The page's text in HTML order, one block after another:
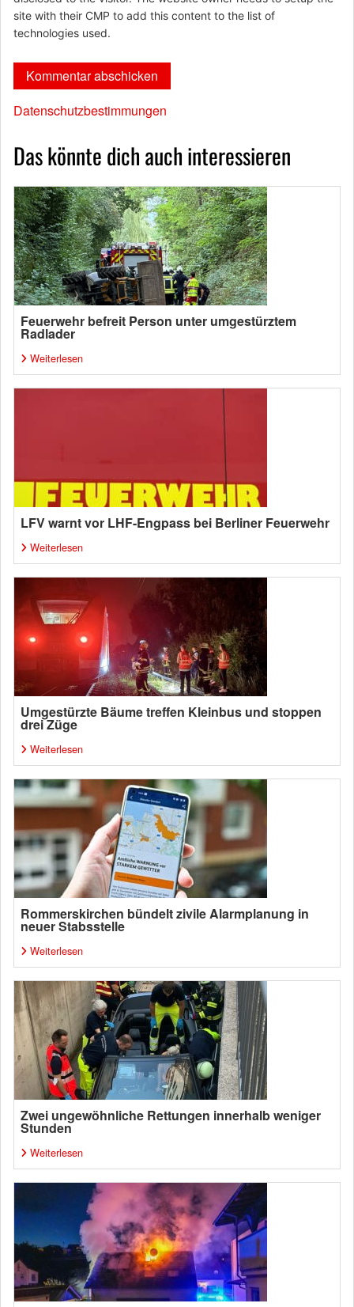
site with their CMP to add this content to the list of
technologies used.
Datenschutzbestimmungen
Das könnte dich auch interessieren
Feuerwehr befreit Person unter umgestürztem
Radlader
Weiterlesen
LFV warnt vor LHF-Engpass bei Berliner Feuerwehr
Weiterlesen
Umgestürzte Bäume treffen Kleinbus und stoppen
drei Züge
Weiterlesen
Rommerskirchen bündelt zivile Alarmplanung in
neuer Stabsstelle
Weiterlesen
Zwei ungewöhnliche Rettungen innerhalb weniger
Stunden
Weiterlesen